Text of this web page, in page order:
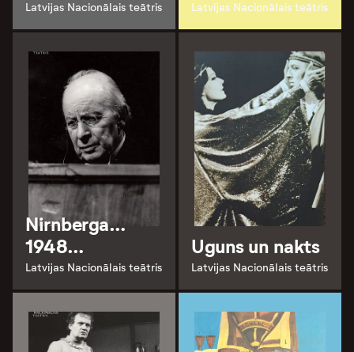
Latvijas Nacionālais teātris Latvijas Nacionālais teātris
Nirnberga…
1948…
Latvijas Nacionālais teātris
Uguns un nakts
Latvijas Nacionālais teātris